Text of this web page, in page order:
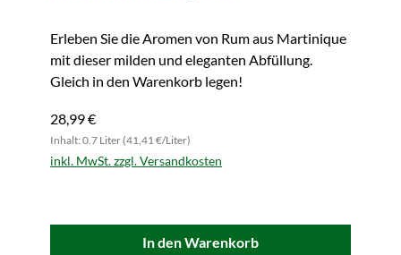
Erleben Sie die Aromen von Rum aus Martinique
mit dieser milden und eleganten Abfüllung.
Gleich in den Warenkorb legen!
28,99 €
Inhalt: 0.7 Liter (41,41 €/Liter)
inkl. MwSt. zzgl. Versandkosten
In den Warenkorb